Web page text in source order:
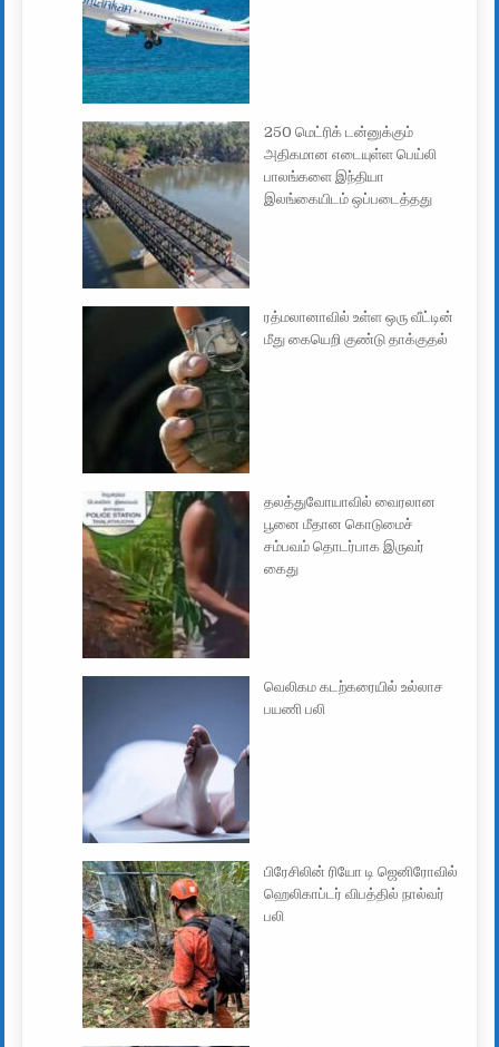
250 மெட்ரிக் டன்னுக்கும்
அதிகமான எடையுள்ள பெய்லி
பாலங்களை இந்தியா
இலங்கையிடம் ஒப்படைத்தது
ரத்மலானாவில் உள்ள ஒரு வீட்டின்
மீது கையெறி குண்டு தாக்குதல்
தலத்துவோயாவில் வைரலான
பூனை மீதான கொடுமைச்
சம்பவம் தொடர்பாக இருவர்
கைது
வெலிகம கடற்கரையில் உல்லாச
பயணி பலி
பிரேசிலின் ரியோ டி ஜெனிரோவில்
ஹெலிகாப்டர் விபத்தில் நால்வர்
பலி